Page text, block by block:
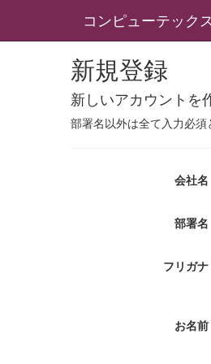
コンピューテック
新規登録
新しいアカウントを
部署名以外は全て入力必須
会社名
部署名
フリガナ
お名前